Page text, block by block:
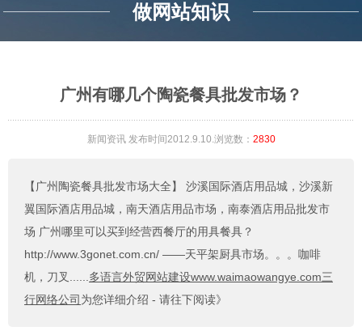
做网站知识
广州有哪几个陶瓷餐具批发市场？
新闻资讯发布时间2012.9.10.浏览数： 2830
【广州陶瓷餐具批发市场大全】
沙溪国际酒店用品城，沙溪新
翼国际酒店用品城，南天酒店用品市场，南泰酒店用品批发市
场 广州哪里可以买到经营西餐厅的用具餐具？
http://www.3gonet.com.cn/ ——天平架厨具市场。。。咖啡
机，刀叉......多语言外贸网站建设www.waimaowangye.com三
行网络公司 为您详细介绍 - 请往下阅读》